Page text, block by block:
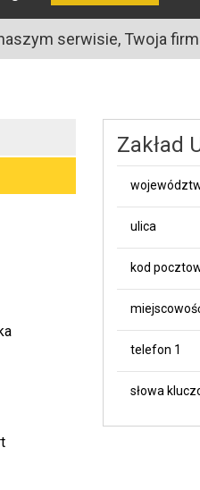
serwisie, Twoja
Zakład
ulica
kod
telefon 1
słowa